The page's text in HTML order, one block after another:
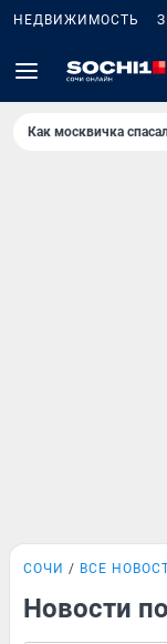
НЕДВИЖИМОСТЬ
Как москвичка
СОЧИ ВСЕ
Новости